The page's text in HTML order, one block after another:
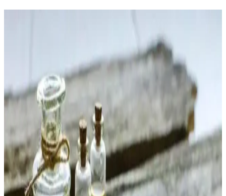
Temalı Koku Analizi ve Kullanıcı Yorumları
Heretic Nosferatu parfümü, leylak ve yosun notalarıyla soğuk ve
nemli bir atmosfer yaratıyor. Kullanıcılar arasında kokusu ve
kalıcılığı konusunda farklı görüşler bulunuyor.
Mad Narcotic Unisex Parfüm 100 ml Çiçeksi ve
Meyveli Koku Profili Güvenli Kullanım
Mad Narcotic, 100 ml'lik şişesiyle unisex kullanıma uygun, çiçeksi
ve meyveli notalara sahip, kalıcı ve ferah bir parfümdür. Hafif
yapısıyla yaz aylarında tercih edilir, kullanıcı memnuniyeti yüksek,
güvenlik önlemleri önemlidir.
Cildi Soyan Yosun Maskesi: Doğal İçeriklerle Etkili
Cilt Yenileme ve Bakım